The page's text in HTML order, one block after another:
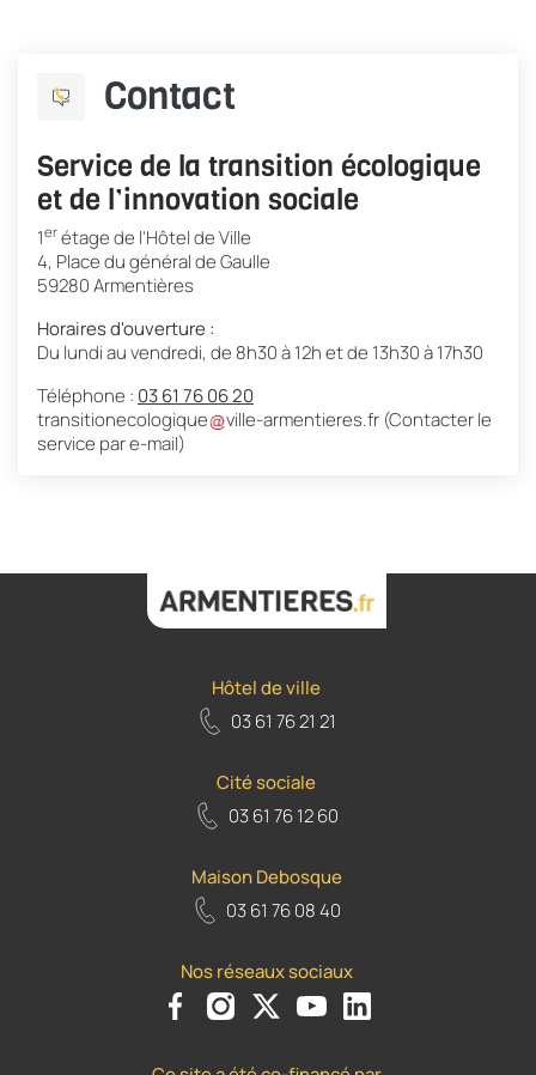
Contact
Service de la transition écologique
et de l’innovation sociale
1er étage de l'Hôtel de Ville
4, Place du général de Gaulle
59280 Armentières
Horaires d'ouverture :
Du lundi au vendredi, de 8h30 à 12h et de 13h30 à 17h30
Téléphone : 03 61 76 06 20
transitionecologique
ville-armentieres.fr (Contacter le
service par e-mail)
Hôtel de ville
03 61 76 21 21
Cité sociale
03 61 76 12 60
Maison Debosque
03 61 76 08 40
Nos réseaux sociaux
Voir le compte Facebook de la Ville
Voir le compte Instagram de la Ville
Voir le compte Twiiter de la Ville
Voir le compte Youtube de
Voir le compte Flickr